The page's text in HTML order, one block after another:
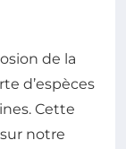
de la
d’espèces
Cette
notre